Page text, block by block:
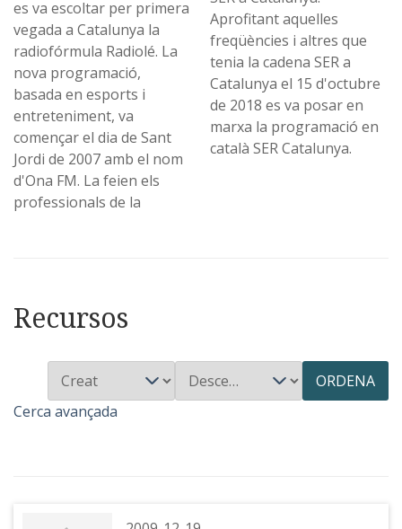
es va escoltar per primera
vegada a Catalunya la
radiofórmula Radiolé. La
nova programació,
basada en esports i
entreteniment, va
començar el dia de Sant
Jordi de 2007 amb el nom
d'Ona FM. La feien els
professionals de la
Aprofitant aquelles
freqüències i altres que
tenia la cadena SER a
Catalunya el 15 d'octubre
de 2018 es va posar en
marxa la programació en
català SER Catalunya.
Recursos
ORDENA
Cerca avançada